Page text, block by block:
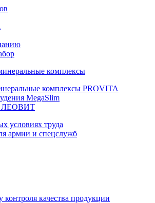
комплексы
комплексы PROVITA
MegaSlim
ЛЕОВИТ
условиях труда
армии и спецслужб
качества продукции